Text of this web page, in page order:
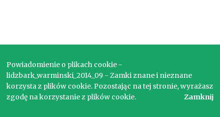
Powiadomienie o plikach cookie -
lidzbark_warminski_2014_09 - Zamki znane i nieznane
korzysta z plików cookie. Pozostając na tej stronie, wyrażasz
zgodę na korzystanie z plików cookie.
Zamknij